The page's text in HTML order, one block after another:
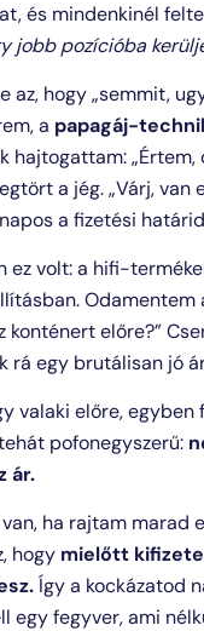
és mindenkinél
jobb pozícióba
az, hogy „semmit,
a papagáj-
hajtogattam:
a jég. „Várj,
a fizetési
ez volt: a hifi-
Odamentem
konténert előre?”
rá egy brutálisan jó
valaki előre,
pofonegyszerű:
ár.
van, ha rajtam
hogy mielőtt
Így a kockázatod
egy fegyver, ami